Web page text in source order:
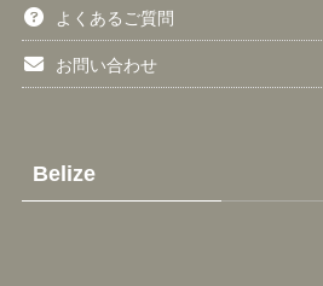
よくあるご質問
お問い合わせ
Belize